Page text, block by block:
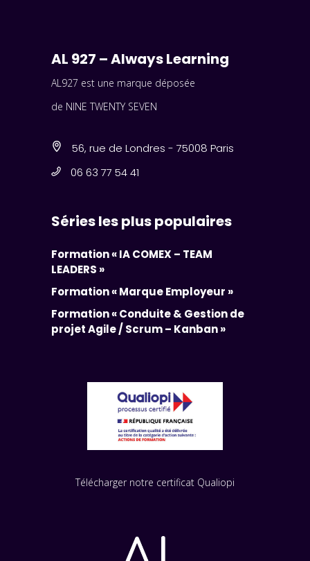
AL 927 – Always Learning
AL927 est une marque déposée
de NINE TWENTY SEVEN
56, rue de Londres - 75008 Paris
06 63 77 54 41
Séries les plus populaires
Formation « IA COMEX – TEAM
LEADERS »
Formation « Marque Employeur »
Formation « Conduite & Gestion de
projet Agile / Scrum – Kanban »
Télécharger notre certificat Qualiopi